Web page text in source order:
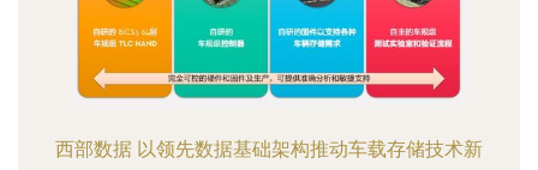
西部数据 以领先数据基础架构推动车载存储技术新